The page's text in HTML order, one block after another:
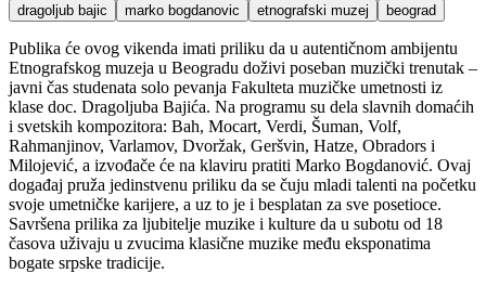
dragoljub bajic
marko bogdanovic etnografski muzej beograd
Publika će ovog vikenda imati priliku da u autentičnom ambijentu
Etnografskog muzeja u Beogradu doživi poseban muzički trenutak –
javni čas studenata solo pevanja Fakulteta muzičke umetnosti iz
klase doc. Dragoljuba Bajića. Na programu su dela slavnih domaćih
i svetskih kompozitora: Bah, Mocart, Verdi, Šuman, Volf,
Rahmanjinov, Varlamov, Dvoržak, Geršvin, Hatze, Obradors i
Milojević, a izvođače će na klaviru pratiti Marko Bogdanović. Ovaj
događaj pruža jedinstvenu priliku da se čuju mladi talenti na početku
svoje umetničke karijere, a uz to je i besplatan za sve posetioce.
Savršena prilika za ljubitelje muzike i kulture da u subotu od 18
časova uživaju u zvucima klasične muzike među eksponatima
bogate srpske tradicije.